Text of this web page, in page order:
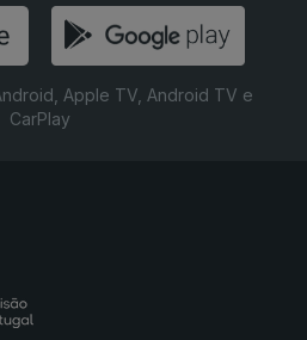
Apple TV, Android TV e
CarPlay